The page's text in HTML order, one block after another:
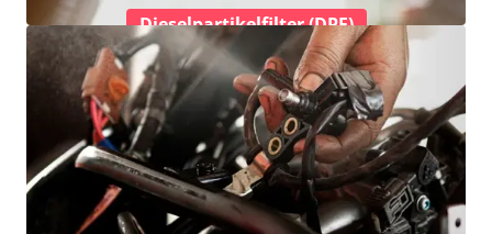
Dieselpartikelfilter (DPF)